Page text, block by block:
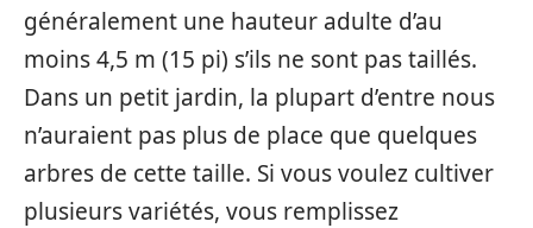
généralement une hauteur adulte d’au
moins 4,5 m (15 pi) s’ils ne sont pas taillés.
Dans un petit jardin, la plupart d’entre nous
n’auraient pas plus de place que quelques
arbres de cette taille. Si vous voulez cultiver
plusieurs variétés, vous remplissez